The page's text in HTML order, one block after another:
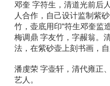
邓奎 字符生，清道光前后
人合作，自己设计监制紫
竹，壶底用印“符生邓奎监
梅调鼎 字友竹，字赧翁。
法，在紫砂壶上刻书画，
潘虔荣 字壶轩，清代雍正
艺人。